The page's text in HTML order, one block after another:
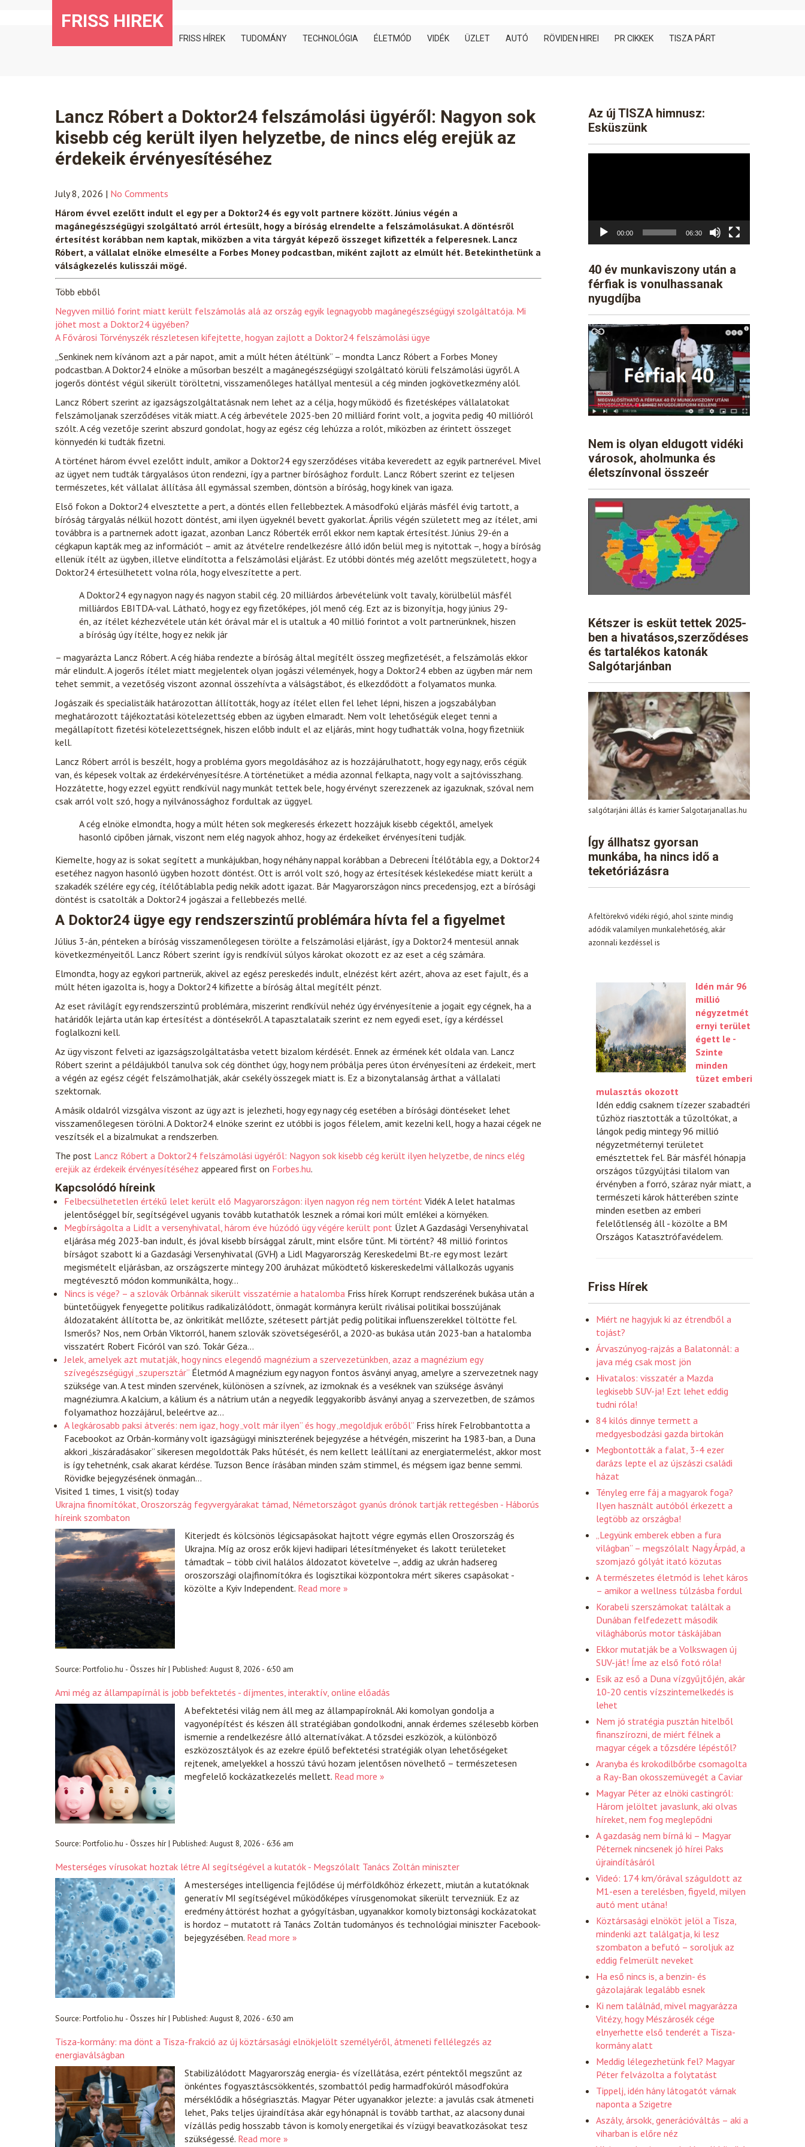
FRISS HIREK
FRISS HÍREK TUDOMÁNY TECHNOLÓGIA ÉLETMÓD VIDÉK ÜZLET AUTÓ RÖVIDEN HIREI PR CIKKEK TISZA PÁRT
Lancz Róbert a Doktor24 felszámolási ügyéről: Nagyon sok
kisebb cég került ilyen helyzetbe, de nincs elég erejük az
érdekeik érvényesítéséhez
July 8, 2026 | No Comments
Három évvel ezelőtt indult el egy per a Doktor24 és egy volt partnere között. Június végén a
magánegészségügyi szolgáltató arról értesült, hogy a bíróság elrendelte a felszámolásukat. A döntésről
értesítést korábban nem kaptak, miközben a vita tárgyát képező összeget kifizették a felperesnek. Lancz
Róbert, a vállalat elnöke elmesélte a Forbes Money podcastban, miként zajlott az elmúlt hét. Betekinthetünk a
válságkezelés kulisszái mögé.
Több ebből
Negyven millió forint miatt került felszámolás alá az ország egyik legnagyobb magánegészségügyi szolgáltatója. Mi
jöhet most a Doktor24 ügyében?
A Fővárosi Törvényszék részletesen kifejtette, hogyan zajlott a Doktor24 felszámolási ügye
„Senkinek nem kívánom azt a pár napot, amit a múlt héten átéltünk” – mondta Lancz Róbert a Forbes Money
podcastban. A Doktor24 elnöke a műsorban beszélt a magánegészségügyi szolgáltató körüli felszámolási ügyről. A
jogerős döntést végül sikerült töröltetni, visszamenőleges hatállyal mentesül a cég minden jogkövetkezmény alól.
Lancz Róbert szerint az igazságszolgáltatásnak nem lehet az a célja, hogy működő és fizetésképes vállalatokat
felszámoljanak szerződéses viták miatt. A cég árbevétele 2025-ben 20 milliárd forint volt, a jogvita pedig 40 millióról
szólt. A cég vezetője szerint abszurd gondolat, hogy az egész cég lehúzza a rolót, miközben az érintett összeget
könnyedén ki tudták fizetni.
A történet három évvel ezelőtt indult, amikor a Doktor24 egy szerződéses vitába keveredett az egyik partnerével. Mivel
az ügyet nem tudták tárgyalásos úton rendezni, így a partner bírósághoz fordult. Lancz Róbert szerint ez teljesen
természetes, két vállalat állítása áll egymással szemben, döntsön a bíróság, hogy kinek van igaza.
Első fokon a Doktor24 elvesztette a pert, a döntés ellen fellebbeztek. A másodfokú eljárás másfél évig tartott, a
bíróság tárgyalás nélkül hozott döntést, ami ilyen ügyeknél bevett gyakorlat. Április végén született meg az ítélet, ami
továbbra is a partnernek adott igazat, azonban Lancz Róberték erről ekkor nem kaptak értesítést. Június 29-én a
cégkapun kapták meg az információt – amit az átvételre rendelkezésre álló időn belül meg is nyitottak –, hogy a bíróság
ellenük ítélt az ügyben, illetve elindította a felszámolási eljárást. Ez utóbbi döntés még azelőtt megszületett, hogy a
Doktor24 értesülhetett volna róla, hogy elveszítette a pert.
A Doktor24 egy nagyon nagy és nagyon stabil cég. 20 milliárdos árbevételünk volt tavaly, körülbelül másfél
milliárdos EBITDA-val. Látható, hogy ez egy fizetőképes, jól menő cég. Ezt az is bizonyítja, hogy június 29-
én, az ítélet kézhezvétele után két órával már el is utaltuk a 40 millió forintot a volt partnerünknek, hiszen
a bíróság úgy ítélte, hogy ez nekik jár
– magyarázta Lancz Róbert. A cég hiába rendezte a bíróság által megítélt összeg megfizetését, a felszámolás ekkor
már elindult. A jogerős ítélet miatt megjelentek olyan jogászi vélemények, hogy a Doktor24 ebben az ügyben már nem
tehet semmit, a vezetőség viszont azonnal összehívta a válságstábot, és elkezdődött a folyamatos munka.
Jogászaik és specialistáik határozottan állították, hogy az ítélet ellen fel lehet lépni, hiszen a jogszabályban
meghatározott tájékoztatási kötelezettség ebben az ügyben elmaradt. Nem volt lehetőségük eleget tenni a
megállapított fizetési kötelezettségnek, hiszen előbb indult el az eljárás, mint hogy tudhatták volna, hogy fizetniük
kell.
Lancz Róbert arról is beszélt, hogy a probléma gyors megoldásához az is hozzájárulhatott, hogy egy nagy, erős cégük
van, és képesek voltak az érdekérvényesítésre. A történetüket a média azonnal felkapta, nagy volt a sajtóvisszhang.
Hozzátette, hogy ezzel együtt rendkívül nagy munkát tettek bele, hogy érvényt szerezzenek az igazuknak, szóval nem
csak arról volt szó, hogy a nyilvánossághoz fordultak az üggyel.
A cég elnöke elmondta, hogy a múlt héten sok megkeresés érkezett hozzájuk kisebb cégektől, amelyek
hasonló cipőben járnak, viszont nem elég nagyok ahhoz, hogy az érdekeiket érvényesíteni tudják.
Kiemelte, hogy az is sokat segített a munkájukban, hogy néhány nappal korábban a Debreceni Ítélőtábla egy, a Doktor24
esetéhez nagyon hasonló ügyben hozott döntést. Ott is arról volt szó, hogy az értesítések késlekedése miatt került a
szakadék szélére egy cég, ítélőtáblabla pedig nekik adott igazat. Bár Magyarországon nincs precedensjog, ezt a bírósági
döntést is csatolták a Doktor24 jogászai a fellebbezés mellé.
A Doktor24 ügye egy rendszerszintű problémára hívta fel a figyelmet
Július 3-án, pénteken a bíróság visszamenőlegesen törölte a felszámolási eljárást, így a Doktor24 mentesül annak
következményeitől. Lancz Róbert szerint így is rendkívül súlyos károkat okozott ez az eset a cég számára.
Elmondta, hogy az egykori partnerük, akivel az egész pereskedés indult, elnézést kért azért, ahova az eset fajult, és a
múlt héten igazolta is, hogy a Doktor24 kifizette a bíróság által megítélt pénzt.
Az eset rávilágít egy rendszerszintű problémára, miszerint rendkívül nehéz úgy érvényesítenie a jogait egy cégnek, ha a
határidők lejárta után kap értesítést a döntésekről. A tapasztalataik szerint ez nem egyedi eset, így a kérdéssel
foglalkozni kell.
Az ügy viszont felveti az igazságszolgáltatásba vetett bizalom kérdését. Ennek az érmének két oldala van. Lancz
Róbert szerint a példájukból tanulva sok cég dönthet úgy, hogy nem próbálja peres úton érvényesíteni az érdekeit, mert
a végén az egész cégét felszámolhatják, akár csekély összegek miatt is. Ez a bizonytalanság árthat a vállalati
szektornak.
A másik oldalról vizsgálva viszont az ügy azt is jelezheti, hogy egy nagy cég esetében a bírósági döntéseket lehet
visszamenőlegesen törölni. A Doktor24 elnöke szerint ez utóbbi is jogos félelem, amit kezelni kell, hogy a hazai cégek ne
veszítsék el a bizalmukat a rendszerben.
The post Lancz Róbert a Doktor24 felszámolási ügyéről: Nagyon sok kisebb cég került ilyen helyzetbe, de nincs elég
erejük az érdekeik érvényesítéséhez appeared first on Forbes.hu.
Kapcsolódó híreink
Felbecsülhetetlen értékű lelet került elő Magyarországon: ilyen nagyon rég nem történt VidékA lelet hatalmas
jelentőséggel bír, segítségével ugyanis tovább kutathatók lesznek a római kori múlt emlékei a környéken.
Megbírságolta a Lidlt a versenyhivatal, három éve húzódó ügy végére került pont ÜzletA Gazdasági Versenyhivatal
eljárása még 2023-ban indult, és jóval kisebb bírsággal zárult, mint elsőre tűnt. Mi történt? 48 millió forintos
bírságot szabott ki a Gazdasági Versenyhivatal (GVH) a Lidl Magyarország Kereskedelmi Bt.-re egy most lezárt
megismételt eljárásban, az országszerte mintegy 200 áruházat működtető kiskereskedelmi vállalkozás ugyanis
megtévesztő módon kommunikálta, hogy…
Nincs is vége? – a szlovák Orbánnak sikerült visszatérnie a hatalomba Friss hírek Korrupt rendszerének bukása után a
büntetőügyek fenyegette politikus radikalizálódott, önmagát kormányra került riválisai politikai bosszújának
áldozataként állította be, az önkritikát mellőzte, szétesett pártját pedig politikai influenszerekkel töltötte fel.
Ismerős? Nos, nem Orbán Viktorról, hanem szlovák szövetségeséről, a 2020-as bukása után 2023-ban a hatalomba
visszatért Robert Ficóról van szó. Tokár Géza…
Jelek, amelyek azt mutatják, hogy nincs elegendő magnézium a szervezetünkben, azaz a magnézium egy
szívegészségügyi „szupersztár” ÉletmódA magnézium egy nagyon fontos ásványi anyag, amelyre a szervezetnek nagy
szüksége van. A test minden szervének, különösen a szívnek, az izmoknak és a veséknek van szüksége ásványi
magnéziumra. A kalcium, a kálium és a nátrium után a negyedik leggyakoribb ásványi anyag a szervezetben, de számos
folyamathoz hozzájárul, beleértve az…
A legkárosabb paksi átverés: nem igaz, hogy „volt már ilyen” és hogy „megoldjuk erőből” Friss hírek Felrobbantotta a
Facebookot az Orbán-kormány volt igazságügyi miniszterének bejegyzése a hétvégén, miszerint ha 1983-ban, a Duna
akkori „kiszáradásakor” sikeresen megoldották Paks hűtését, és nem kellett leállítani az energiatermelést, akkor most
is így tehetnénk, csak akarat kérdése. Tuzson Bence írásában minden szám stimmel, és mégsem igaz benne semmi.
Rövidke bejegyzésének önmagán…
Visited 1 times, 1 visit(s) today
Ukrajna finomítókat, Oroszország fegyvergyárakat támad, Németországot gyanús drónok tartják rettegésben - Háborús
híreink szombaton
Kiterjedt és kölcsönös légicsapásokat hajtott végre egymás ellen Oroszország és
Ukrajna. Míg az orosz erők kijevi hadiipari létesítményeket és lakott területeket
támadtak – több civil halálos áldozatot követelve –, addig az ukrán hadsereg
oroszországi olajfinomítókra és logisztikai központokra mért sikeres csapásokat -
közölte a Kyiv Independent. Read more »
Source: Portfolio.hu - Összes hír| Published: August 8, 2026 - 6:50 am
Ami még az állampapírnál is jobb befektetés - díjmentes, interaktív, online előadás
A befektetési világ nem áll meg az állampapíroknál. Aki komolyan gondolja a
vagyonépítést és készen áll stratégiában gondolkodni, annak érdemes szélesebb körben
ismernie a rendelkezésre álló alternatívákat. A tőzsdei eszközök, a különböző
eszközosztályok és az ezekre épülő befektetési stratégiák olyan lehetőségeket
rejtenek, amelyekkel a hosszú távú hozam jelentősen növelhető – természetesen
megfelelő kockázatkezelés mellett. Read more »
Source: Portfolio.hu - Összes hír| Published: August 8, 2026 - 6:36 am
Mesterséges vírusokat hoztak létre AI segítségével a kutatók - Megszólalt Tanács Zoltán miniszter
A mesterséges intelligencia fejlődése új mérföldkőhöz érkezett, miután a kutatóknak
generatív MI segítségével működőképes vírusgenomokat sikerült tervezniük. Ez az
eredmény áttörést hozhat a gyógyításban, ugyanakkor komoly biztonsági kockázatokat
is hordoz – mutatott rá Tanács Zoltán tudományos és technológiai miniszter Facebook-
bejegyzésében. Read more »
Source: Portfolio.hu - Összes hír| Published: August 8, 2026 - 6:30 am
Tisza-kormány: ma dönt a Tisza-frakció az új köztársasági elnökjelölt személyéről, átmeneti fellélegzés az
energiaválságban
Stabilizálódott Magyarország energia- és vízellátása, ezért péntektől megszűnt az
önkéntes fogyasztáscsökkentés, szombattól pedig harmadfokúról másodfokúra
mérséklődik a hőségriasztás. Magyar Péter ugyanakkor jelezte: a javulás csak átmeneti
lehet, Paks teljes újraindítása akár egy hónapnál is tovább tarthat, az alacsony dunai
vízállás pedig hosszabb távon is komoly energetikai és vízügyi beavatkozásokat tesz
szükségessé. Read more »
Az új TISZA himnusz:
Esküszünk
00:00 06:30
40 év munkaviszony után a
férfiak is vonulhassanak
nyugdíjba
Nem is olyan eldugott vidéki
városok, aholmunka és
életszínvonal összeér
Kétszer is esküt tettek 2025-
ben a hivatásos,szerződéses
és tartalékos katonák
Salgótarjánban
salgótarjáni állás és karrier Salgotarjanallas.hu
Így állhatsz gyorsan
munkába, ha nincs idő a
teketóriázásra
A feltörekvő vidéki régió, ahol szinte mindig
adódik valamilyen munkalehetőség, akár
azonnali kezdéssel is
Idén már 96
millió
négyzetmét
ernyi terület
égett le -
Szinte
minden
tüzet emberi
mulasztás okozott
Idén eddig csaknem tízezer szabadtéri
tűzhöz riasztották a tűzoltókat, a
lángok pedig mintegy 96 millió
négyzetméternyi területet
emésztettek fel. Bár másfél hónapja
országos tűzgyújtási tilalom van
érvényben a forró, száraz nyár miatt, a
természeti károk hátterében szinte
minden esetben az emberi
felelőtlenség áll - közölte a BM
Országos Katasztrófavédelem.
Friss Hírek
Miért ne hagyjuk ki az étrendből a
tojást?
Árvaszúnyog-rajzás a Balatonnál: a
java még csak most jön
Hivatalos: visszatér a Mazda
legkisebb SUV-ja! Ezt lehet eddig
tudni róla!
84 kilós dinnye termett a
medgyesbodzási gazda birtokán
Megbontották a falat, 3-4 ezer
darázs lepte el az újszászi családi
házat
Tényleg erre fáj a magyarok foga?
Ilyen használt autóból érkezett a
legtöbb az országba!
„Legyünk emberek ebben a fura
világban” – megszólalt Nagy Árpád, a
szomjazó gólyát itató közutas
A természetes életmód is lehet káros
– amikor a wellness túlzásba fordul
Korabeli szerszámokat találtak a
Dunában felfedezett második
világháborús motor táskájában
Ekkor mutatják be a Volkswagen új
SUV-ját! Íme az első fotó róla!
Esik az eső a Duna vízgyűjtőjén, akár
10-20 centis vízszintemelkedés is
lehet
Nem jó stratégia pusztán hitelből
finanszírozni, de miért félnek a
magyar cégek a tőzsdére lépéstől?
Aranyba és krokodilbőrbe csomagolta
a Ray-Ban okosszemüvegét a Caviar
Magyar Péter az elnöki castingról:
Három jelöltet javaslunk, aki olvas
híreket, nem fog meglepődni
A gazdaság nem bírná ki – Magyar
Péternek nincsenek jó hírei Paks
újraindításáról
Videó: 174 km/órával száguldott az
M1-esen a terelésben, figyeld, milyen
autó ment utána!
Köztársasági elnököt jelöl a Tisza,
mindenki azt találgatja, ki lesz
szombaton a befutó – soroljuk az
eddig felmerült neveket
Ha eső nincs is, a benzin- és
gázolajárak legalább esnek
Ki nem találnád, mivel magyarázza
Vitézy, hogy Mészárosék cége
elnyerhette első tenderét a Tisza-
kormány alatt
Meddig lélegezhetünk fel? Magyar
Péter felvázolta a folytatást
Tippelj, idén hány látogatót várnak
naponta a Szigetre
Aszály, ársokk, generációváltás – aki a
viharban is előre néz